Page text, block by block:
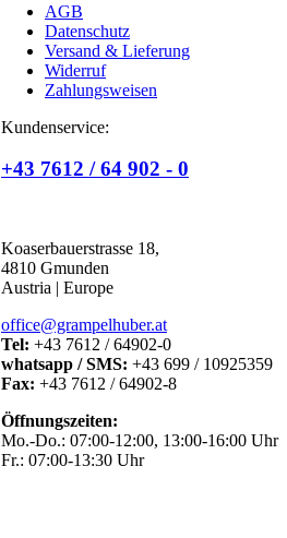
AGB
Datenschutz
Versand & Lieferung
Widerruf
Zahlungsweisen
Kundenservice:
+43 7612 / 64 902 - 0
Koaserbauerstrasse 18,
4810 Gmunden
Austria | Europe
office@grampelhuber.at
Tel: +43 7612 / 64902-0
whatsapp / SMS: +43 699 / 10925359
Fax: +43 7612 / 64902-8
Öffnungszeiten:
Mo.-Do.: 07:00-12:00, 13:00-16:00 Uhr
Fr.: 07:00-13:30 Uhr